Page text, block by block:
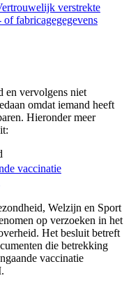
verstrekte
of fabricagegegevens
en vervolgens niet
omdat iemand heeft
Hieronder meer
vaccinatie
Welzijn en Sport
op verzoeken in het
Het besluit betreft
die betrekking
vaccinatie